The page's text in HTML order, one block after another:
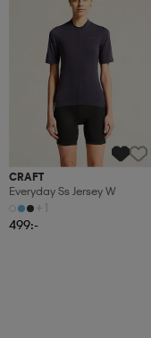
CRAFT
Everyday Ss Jersey W
+1
499:-